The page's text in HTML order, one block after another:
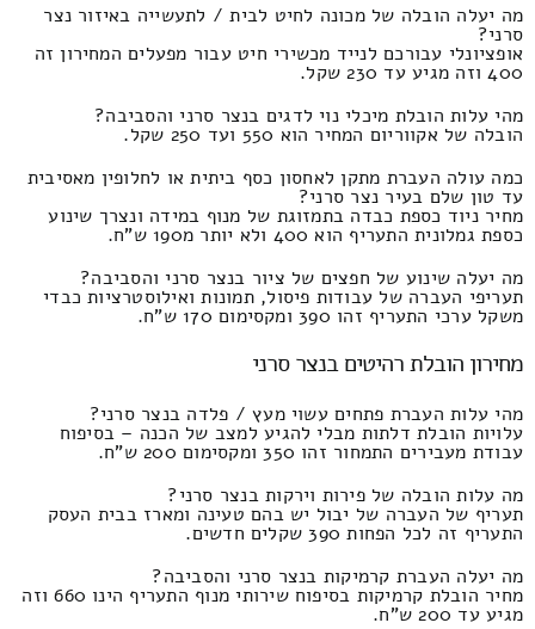
מה יעלה הובלה של מכונה לחיט לבית / לתעשייה באיזור נצר
סרני?
אופציונלי עבורכם לנייד מכשירי חיט עבור מפעלים המחירון זה
400 וזה מגיע עד 230 שקל.
מהי עלות הובלת מיכלי נוי לדגים בנצר סרני והסביבה?
הובלה של אקווריום המחיר הוא 550 ועד 250 שקל.
כמה עולה העברת מתקן לאחסון כסף ביתית או לחלופין מאסיבית
עד טון שלם בעיר נצר סרני?
מחיר ניוד כספת כבדה בתמזוגת של מנוף במידה ונצרך שינוע
כספת גמלונית התעריף הוא 400 ולא יותר מ190 ש"ח.
מה יעלה שינוע של חפצים של ציור בנצר סרני והסביבה?
תעריפי העברה של עבודות פיסול, תמונות ואילוסטרציות כבדי
משקל ערכי התעריף זהו 390 ומקסימום 170 ש"ח.
מחירון הובלת רהיטים בנצר סרני
מהי עלות העברת פתחים עשוי מעץ / פלדה בנצר סרני?
עלויות הובלת דלתות מבלי להגיע למצב של הכנה – בסיפוח
עבודת מעבירים התמחור זהו 350 ומקסימום 200 ש"ח.
מה עלות הובלה של פירות וירקות בנצר סרני?
תעריף של העברה של יבול יש בהם טעינה ומארז בבית העסק
התעריף זה לכל הפחות 390 שקלים חדשים.
מה יעלה העברת קרמיקות בנצר סרני והסביבה?
מחיר הובלת קרמיקות בסיפוח שירותי מנוף התעריף הינו 660 וזה
מגיע עד 200 ש"ח.